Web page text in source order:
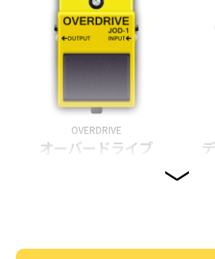
OVERDRIVE
オーバードライブ